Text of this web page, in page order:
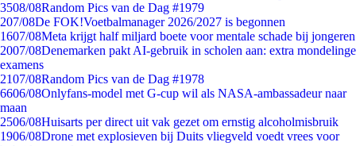
3508/08Random Pics van de Dag #1979
207/08De FOK!Voetbalmanager 2026/2027 is begonnen
1607/08Meta krijgt half miljard boete voor mentale schade bij jongeren
2007/08Denemarken pakt AI-gebruik in scholen aan: extra mondelinge
examens
2107/08Random Pics van de Dag #1978
6606/08Onlyfans-model met G-cup wil als NASA-ambassadeur naar
maan
2506/08Huisarts per direct uit vak gezet om ernstig alcoholmisbruik
1906/08Drone met explosieven bij Duits vliegveld voedt vrees voor